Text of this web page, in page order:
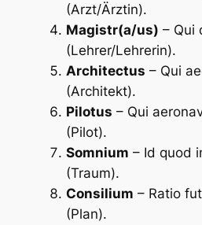
(Arzt/Ärztin).
Magistr(a/us) – Qui
(Lehrer/Lehrerin).
Architectus – Qui
(Architekt).
Pilotus – Qui
(Pilot).
Somnium – Id quod
(Traum).
Consilium – Ratio
(Plan).